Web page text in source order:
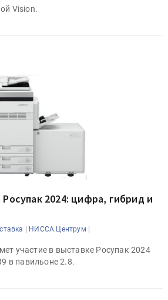
Vision.
2024: цифра, гибрид и
| НИССА Центрум |
участие в выставке Росупак 2024
в павильоне 2.8.